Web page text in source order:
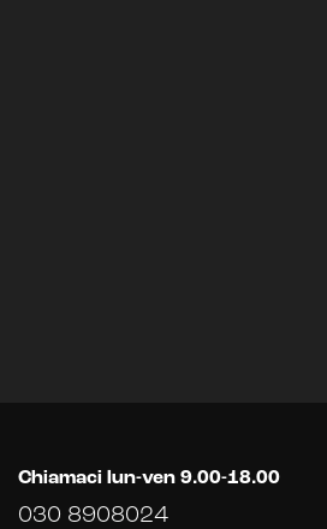
Chiamaci lun-ven 9.00-18.00
030 8908024